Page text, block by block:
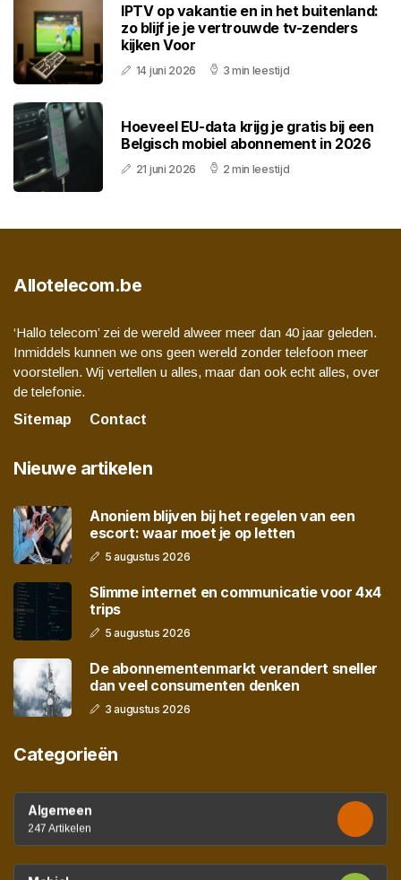
IPTV op vakantie en in het buitenland:
zo blijf je je vertrouwde tv-zenders
kijken Voor
14 juni 2026 3 min leestijd
Hoeveel EU-data krijg je gratis bij een
Belgisch mobiel abonnement in 2026
21 juni 2026 2 min leestijd
Allotelecom.be
‘Hallo telecom’ zei de wereld alweer meer dan 40 jaar geleden.
Inmiddels kunnen we ons geen wereld zonder telefoon meer
voorstellen. Wij vertellen u alles, maar dan ook echt alles, over
de telefonie.
Sitemap
Contact
Nieuwe artikelen
Anoniem blijven bij het regelen van een
escort: waar moet je op letten
5 augustus 2026
Slimme internet en communicatie voor 4x4
trips
5 augustus 2026
De abonnementenmarkt verandert sneller
dan veel consumenten denken
3 augustus 2026
Categorieën
Algemeen
247 Artikelen